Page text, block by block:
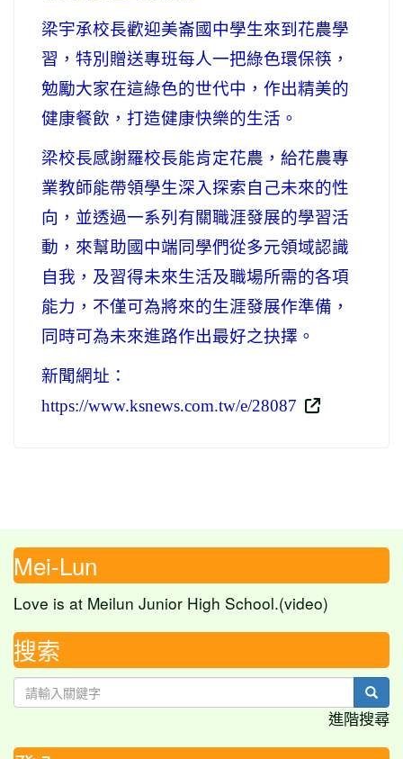
梁宇承校長歡迎美崙國中學生來到花農學
習，特別贈送專班每人一把綠色環保筷，
勉勵大家在這綠色的世代中，作出精美的
健康餐飲，打造健康快樂的生活。
梁校長感謝羅校長能肯定花農，給花農專
業教師能帶領學生深入探索自己未來的性
向，並透過一系列有關職涯發展的學習活
動，來幫助國中端同學們從多元領域認識
自我，及習得未來生活及職場所需的各項
能力，不僅可為將來的生涯發展作準備，
同時可為未來進路作出最好之抉擇。
新聞網址：
https://www.ksnews.com.tw/e/28087
Mei-Lun
Love is at Meilun Junior High School.(video)
搜索
進階搜尋